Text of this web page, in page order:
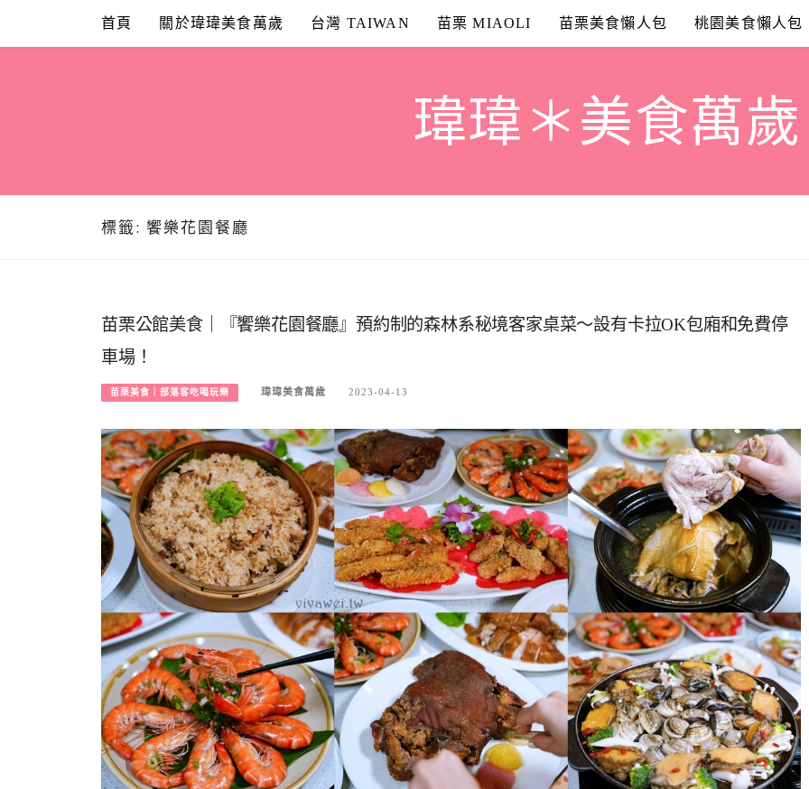
content
首頁 關於瑋瑋美食萬歲 台灣 TAIWAN 苗栗 MIAOLI 苗栗美食懶人包 桃園美食懶人包
瑋瑋＊美食萬歲
標籤: 饗樂花園餐廳
苗栗公館美食｜『饗樂花園餐廳』預約制的森林系秘境客家桌菜～設有卡拉OK包廂和免費停
車場！
苗栗美食｜部落客吃喝玩樂 瑋瑋美食萬歲 2023-04-13